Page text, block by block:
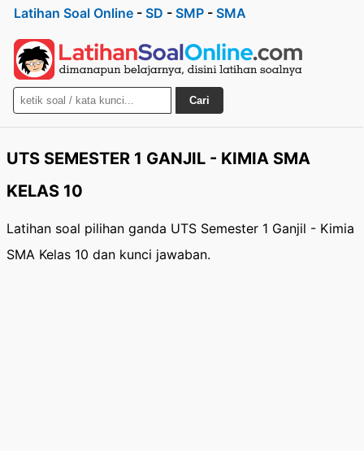
Latihan Soal Online - SD - SMP - SMA
Cari
UTS SEMESTER 1 GANJIL - KIMIA SMA
KELAS 10
Latihan soal pilihan ganda UTS Semester 1 Ganjil - Kimia
SMA Kelas 10 dan kunci jawaban.